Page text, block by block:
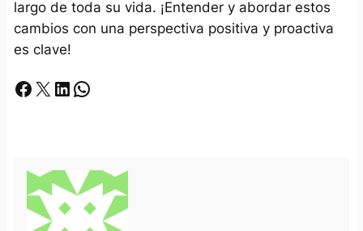
largo de toda su vida. ¡Entender y abordar estos
cambios con una perspectiva positiva y proactiva
es clave!
Facebook X LinkedIn Whatsapp